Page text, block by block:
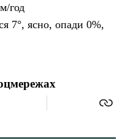
год
7°, ясно, опади 0%,